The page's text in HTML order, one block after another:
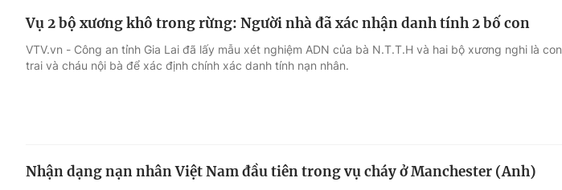
Vụ 2 bộ xương khô trong rừng: Người nhà đã xác nhận danh tính 2 bố con
VTV.vn - Công an tỉnh Gia Lai đã lấy mẫu xét nghiệm ADN của bà N.T.T.H và hai bộ xương nghi là con
trai và cháu nội bà để xác định chính xác danh tính nạn nhân.
Nhận dạng nạn nhân Việt Nam đầu tiên trong vụ cháy ở Manchester (Anh)